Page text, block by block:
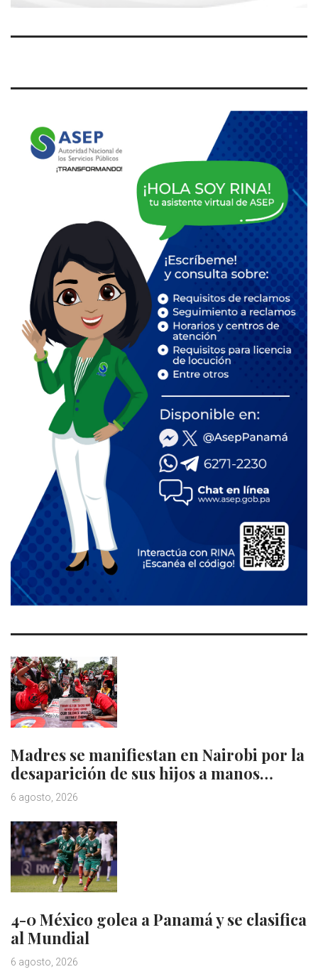
Madres se manifiestan en Nairobi por la
desaparición de sus hijos a manos…
6 agosto, 2026
4-0 México golea a Panamá y se clasifica
al Mundial
6 agosto, 2026